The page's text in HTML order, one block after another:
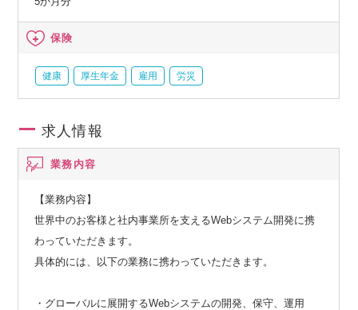
保険
健康 厚生年金 雇用 労災
求人情報
業務内容
【業務内容】
世界中のお客様と社内事業所を支えるWebシステム開発に携
わっていただきます。
具体的には、以下の業務に携わっていただきます。
・グローバルに展開するWebシステムの開発、保守、運用